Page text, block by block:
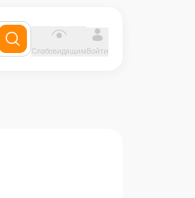
СлабовидящимВойти